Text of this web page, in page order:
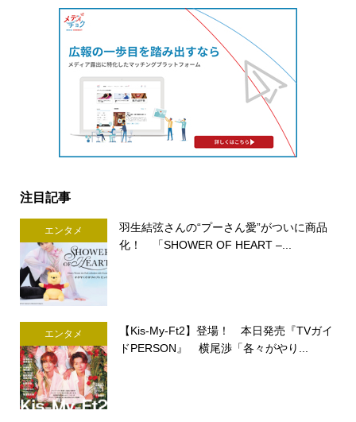
注目記事
エンタメ
羽生結弦さんの“プーさん愛”がついに商品
化！ 「SHOWER OF HEART –...
エンタメ
【Kis-My-Ft2】登場！ 本日発売『TVガイ
ドPERSON』 横尾渉「各々がやり...